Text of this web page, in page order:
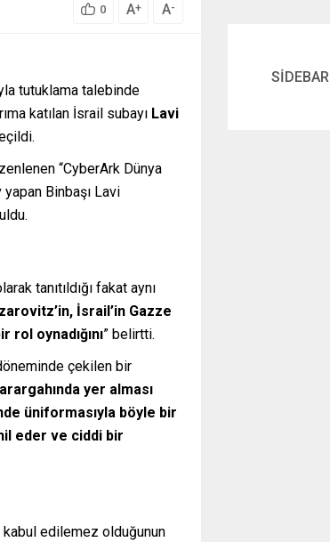
0 A+ A-
tutuklama talebinde
katılan İsrail subayı Lavi
“CyberArk Dünya
Binbaşı Lavi
tanıtıldığı fakat aynı
İsrail’in Gazze
rol oynadığını” belirtti.
çekilen bir
yer alması
üniformasıyla böyle bir
eder ve ciddi bir
kabul edilemez olduğunun